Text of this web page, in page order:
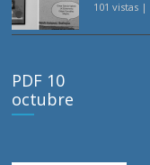
101 vistas |
PDF 10
octubre